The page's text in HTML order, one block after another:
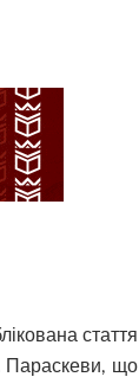
стаття
Параскеви, що